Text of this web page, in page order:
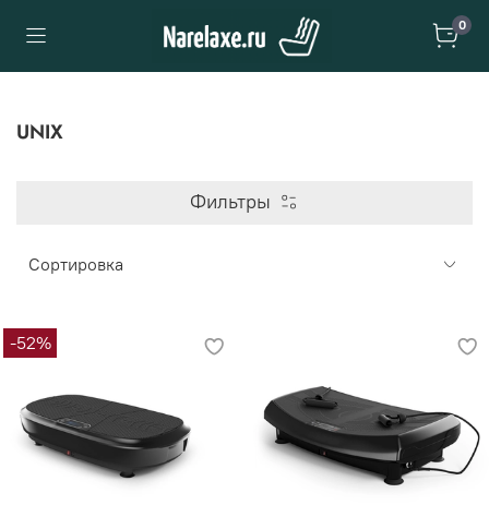
0
UNIX
Фильтры
-52%